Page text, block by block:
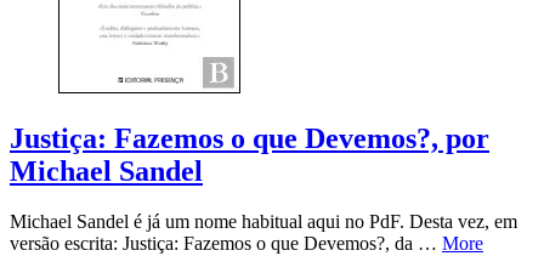
Justiça: Fazemos o que Devemos?, por
Michael Sandel
Michael Sandel é já um nome habitual aqui no PdF. Desta vez, em
versão escrita: Justiça: Fazemos o que Devemos?, da … More